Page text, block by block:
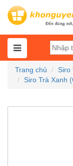
Trang chủ
Siro
Siro Trà Xanh